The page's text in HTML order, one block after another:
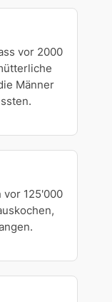
vor 2000
Männer
vor 125'000